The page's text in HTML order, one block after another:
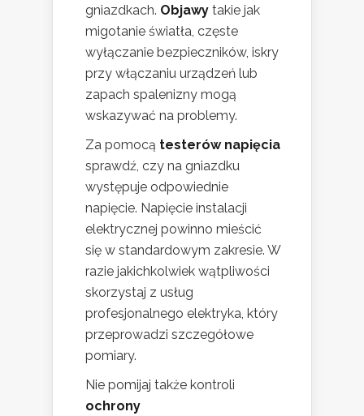
gniazdkach. Objawy takie jak
migotanie światła, częste
wyłączanie bezpieczników, iskry
przy włączaniu urządzeń lub
zapach spalenizny mogą
wskazywać na problemy.
Za pomocą testerów napięcia
sprawdź, czy na gniazdku
występuje odpowiednie
napięcie. Napięcie instalacji
elektrycznej powinno mieścić
się w standardowym zakresie. W
razie jakichkolwiek wątpliwości
skorzystaj z usług
profesjonalnego elektryka, który
przeprowadzi szczegółowe
pomiary.
Nie pomijaj także kontroli
ochrony